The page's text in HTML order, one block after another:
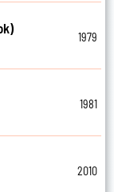
1979
1981
2010